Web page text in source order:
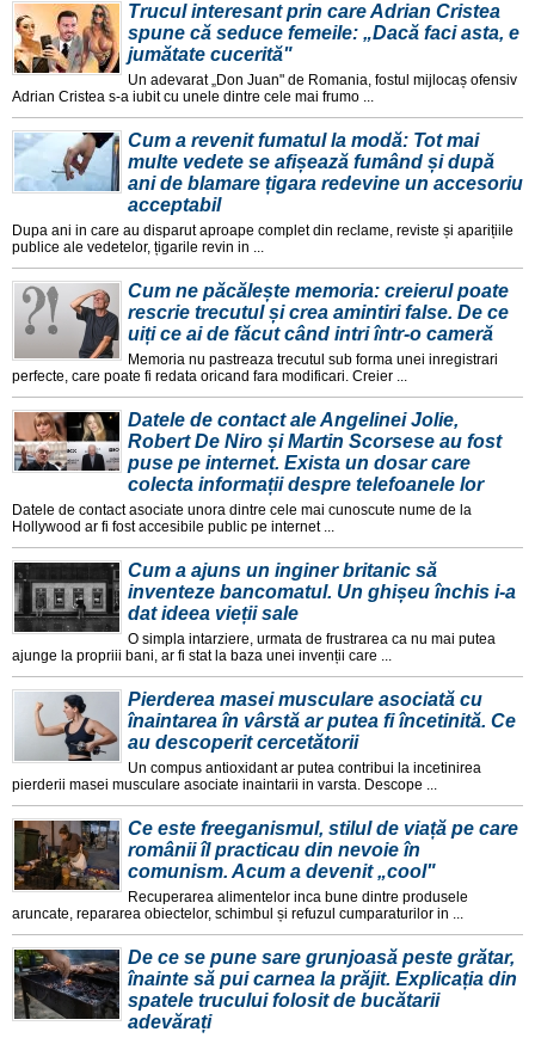
Trucul interesant prin care Adrian Cristea
spune că seduce femeile: „Dacă faci asta, e
jumătate cucerită"
Un adevarat „Don Juan" de Romania, fostul mijlocaș ofensiv
Adrian Cristea s-a iubit cu unele dintre cele mai frumo ...
Cum a revenit fumatul la modă: Tot mai
multe vedete se afișează fumând și după
ani de blamare țigara redevine un accesoriu
acceptabil
Dupa ani in care au disparut aproape complet din reclame, reviste și aparițiile
publice ale vedetelor, țigarile revin in ...
Cum ne păcălește memoria: creierul poate
rescrie trecutul și crea amintiri false. De ce
uiți ce ai de făcut când intri într-o cameră
Memoria nu pastreaza trecutul sub forma unei inregistrari
perfecte, care poate fi redata oricand fara modificari. Creier ...
Datele de contact ale Angelinei Jolie,
Robert De Niro și Martin Scorsese au fost
puse pe internet. Exista un dosar care
colecta informații despre telefoanele lor
Datele de contact asociate unora dintre cele mai cunoscute nume de la
Hollywood ar fi fost accesibile public pe internet ...
Cum a ajuns un inginer britanic să
inventeze bancomatul. Un ghișeu închis i-a
dat ideea vieții sale
O simpla intarziere, urmata de frustrarea ca nu mai putea
ajunge la propriii bani, ar fi stat la baza unei invenții care ...
Pierderea masei musculare asociată cu
înaintarea în vârstă ar putea fi încetinită. Ce
au descoperit cercetătorii
Un compus antioxidant ar putea contribui la incetinirea
pierderii masei musculare asociate inaintarii in varsta. Descope ...
Ce este freeganismul, stilul de viață pe care
românii îl practicau din nevoie în
comunism. Acum a devenit „cool"
Recuperarea alimentelor inca bune dintre produsele
aruncate, repararea obiectelor, schimbul și refuzul cumparaturilor in ...
De ce se pune sare grunjoasă peste grătar,
înainte să pui carnea la prăjit. Explicația din
spatele trucului folosit de bucătarii
adevărați